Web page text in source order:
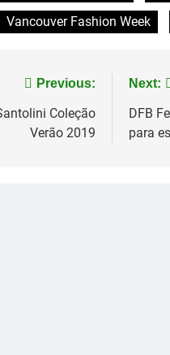
Vancouver Fashion Week
Previous:
Coleção
Verão 2019
Next:
DFB
para